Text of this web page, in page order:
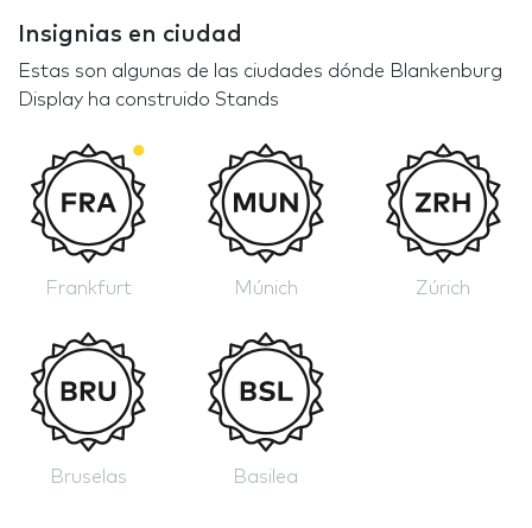
Insignias en ciudad
Estas son algunas de las ciudades dónde Blankenburg
Display ha construido Stands
Frankfurt Múnich Zúrich
Bruselas Basilea